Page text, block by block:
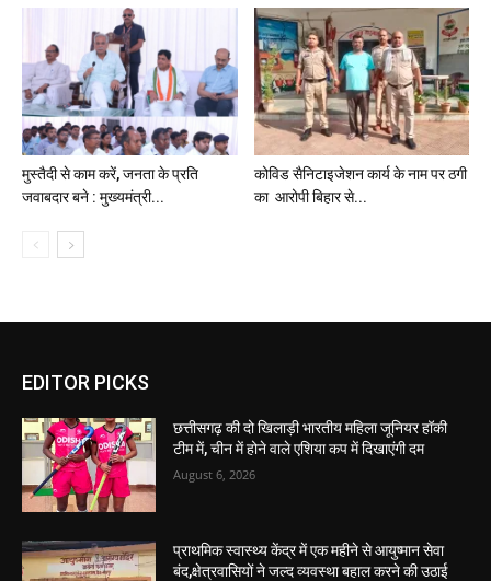
मुस्तैदी से काम करें, जनता के प्रति
जवाबदार बने : मुख्यमंत्री...
कोविड सैनिटाइजेशन कार्य के नाम पर ठगी
का आरोपी बिहार से...
EDITOR PICKS
छत्तीसगढ़ की दो खिलाड़ी भारतीय महिला जूनियर हॉकी
टीम में, चीन में होने वाले एशिया कप में दिखाएंगी दम
August 6, 2026
प्राथमिक स्वास्थ्य केंद्र में एक महीने से आयुष्मान सेवा
बंद,क्षेत्रवासियों ने जल्द व्यवस्था बहाल करने की उठाई